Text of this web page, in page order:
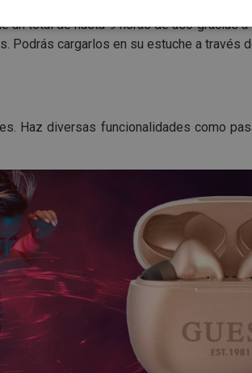
un total de hasta 9 horas de uso gracias a
Podrás cargarlos en su estuche a través
Haz diversas funcionalidades como